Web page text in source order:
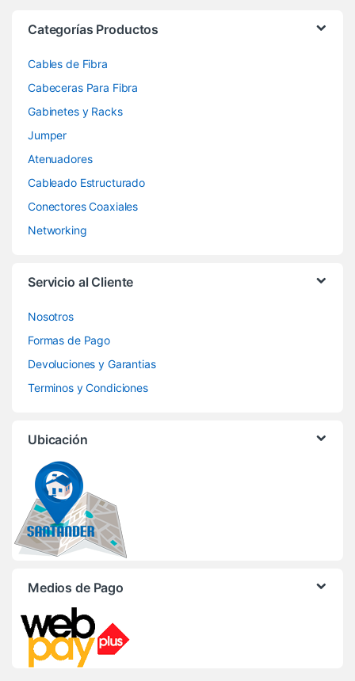
Categorías Productos
Cables de Fibra
Cabeceras Para Fibra
Gabinetes y Racks
Jumper
Atenuadores
Cableado Estructurado
Conectores Coaxiales
Networking
Servicio al Cliente
Nosotros
Formas de Pago
Devoluciones y Garantias
Terminos y Condiciones
Ubicación
Medios de Pago